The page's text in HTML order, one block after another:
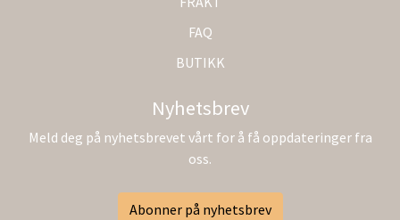
FAQ
BUTIKK
Nyhetsbrev
Meld deg på nyhetsbrevet vårt for å få oppdateringer fra
oss.
Abonner på nyhetsbrev